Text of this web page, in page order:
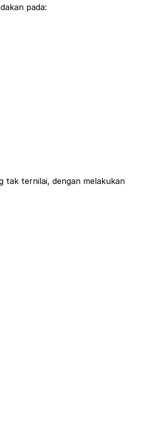
pada:
Suri.
tak ternilai, dengan melakukan